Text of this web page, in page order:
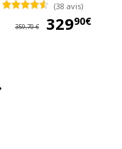
(38 avis)
359,70 € 32990€